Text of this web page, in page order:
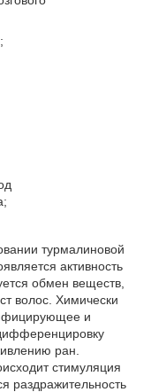
турмалиновой
активность
обмен веществ,
волос. Химически
и
ран.
стимуляция
раздражительность